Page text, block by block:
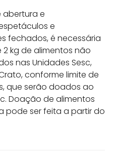
abertura e
e
fechados, é necessária
kg de alimentos não
nas Unidades Sesc,
conforme limite de
que serão doados ao
Doação de alimentos
pode ser feita a partir do